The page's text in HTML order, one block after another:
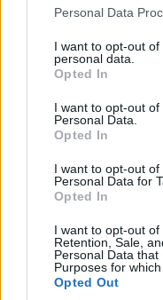
Please note that this
not limited to your visit
grant or deny consent
use your data for
consent section.
Personal Data
I want to opt-out
personal data.
Opted In
I want to opt-out
Personal Data.
Opted In
I want to opt-out
Personal Data for
Opted In
I want to opt-out of
Retention, Sale,
Personal Data
Purposes for
Opted Out